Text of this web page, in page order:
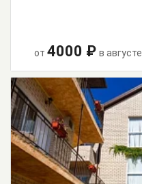
от 4000 ₽ в августе